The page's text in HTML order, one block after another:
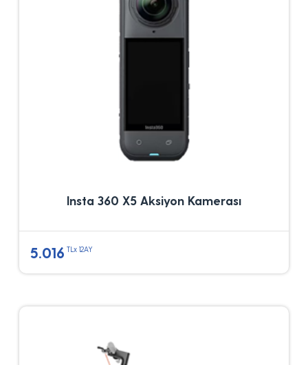
Insta 360 X5 Aksiyon Kamerası
5.016 TLx 12AY